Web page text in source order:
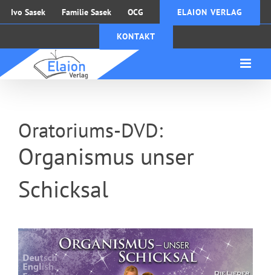
Zum
Inhalt
Ivo Sasek Familie Sasek OCG ELAION VERLAG
KONTAKT
Oratoriums-DVD:
Organismus unser
Schicksal